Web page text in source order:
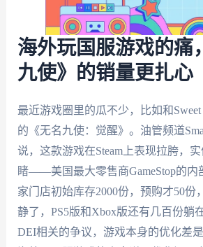
海外玩国服游戏的痛
九使》的销量更扎心
最近游戏圈里的瓜不少，比如和
的《无名九使：觉醒》。油管频道
说，这款游戏在Steam上表现拉胯，
睹——美国最大零售商GameStop的内
家门店初始库存2000份，预购才50份
静了，PS5版和Xbox版还有几百份躺
DEI相关的争议，游戏本身的优化差